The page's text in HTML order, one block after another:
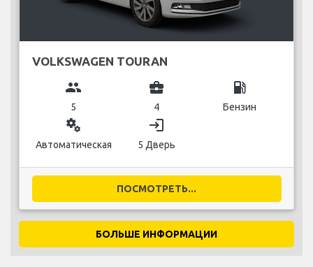
VOLKSWAGEN TOURAN
group
5
business_center
4
local_gas_station
Бензин
miscellaneous_services
Автоматическая
login
5 Дверь
ПОСМОТРЕТЬ...
БОЛЬШЕ ИНФОРМАЦИИ